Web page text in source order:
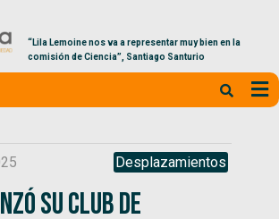
“Lila Lemoine nos va a representar muy bien en la
comisión de Ciencia”, Santiago Santurio
Desplazamientos
su Club de